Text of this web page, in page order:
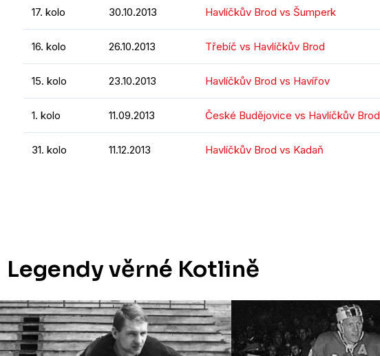
17. kolo 30.10.2013 Havlíčkův Brod vs Šumperk
16. kolo 26.10.2013 Třebíč vs Havlíčkův Brod
15. kolo 23.10.2013 Havlíčkův Brod vs Havířov
1. kolo 11.09.2013 České Budějovice vs Havlíčkův Brod
31. kolo 11.12.2013 Havlíčkův Brod vs Kadaň
Legendy věrné Kotlině